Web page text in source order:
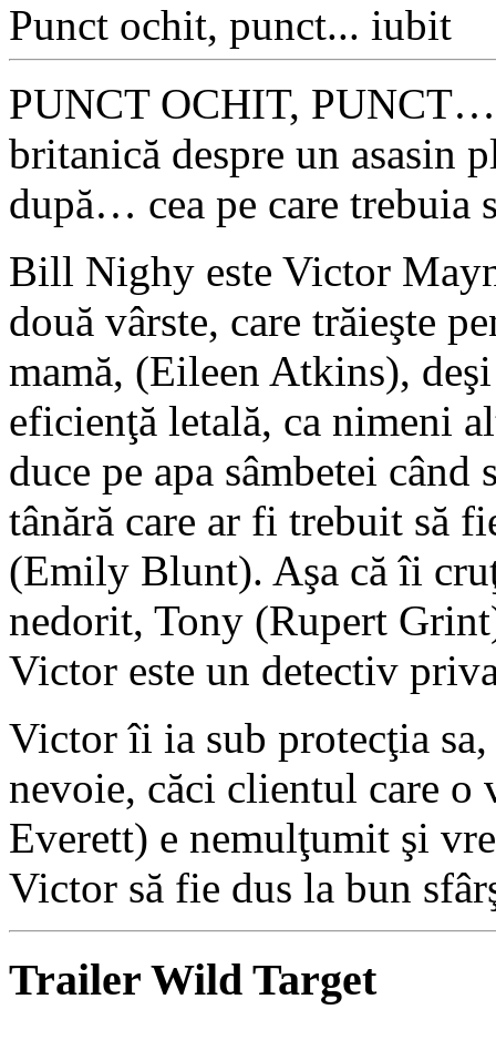
Punct ochit, punct... iubit
PUNCT OCHIT,
britanică despre un asasin
după… cea pe care trebuia
Bill Nighy este Victor
două vârste, care trăieşte
mamă, (Eileen Atkins),
eficienţă letală, ca nimeni
duce pe apa sâmbetei când
tânără care ar fi trebuit să
(Emily Blunt). Aşa că îi
nedorit, Tony (Rupert
Victor este un detectiv
Victor îi ia sub protecţia
nevoie, căci clientul care o
Everett) e nemulţumit şi
Victor să fie dus la bun
Trailer Wild Target